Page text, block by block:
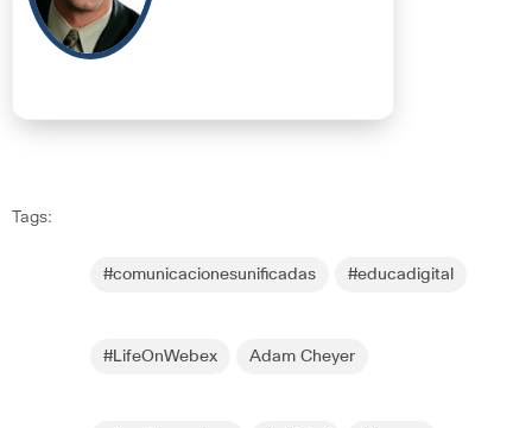
Tags:
#comunicacionesunificadas #educadigital
#LifeOnWebex Adam Cheyer